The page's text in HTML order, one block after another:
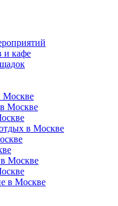
и кафе
Москве
Москве
в Москве
Москве
в Москве